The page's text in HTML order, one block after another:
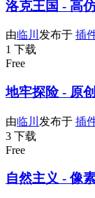
洛克王国 - 高
由临川 发布于 插
1 下载
Free
地牢探险 - 原
由临川 发布于 插
3 下载
Free
自然主义 - 像